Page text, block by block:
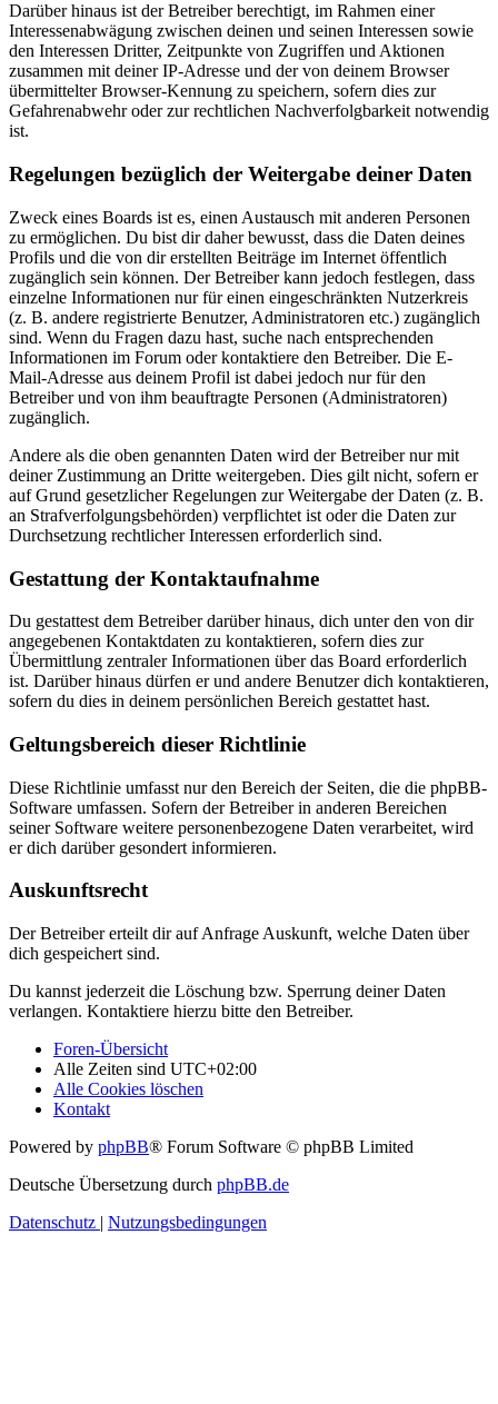
Darüber hinaus ist der Betreiber berechtigt, im Rahmen einer
Interessenabwägung zwischen deinen und seinen Interessen sowie
den Interessen Dritter, Zeitpunkte von Zugriffen und Aktionen
zusammen mit deiner IP-Adresse und der von deinem Browser
übermittelter Browser-Kennung zu speichern, sofern dies zur
Gefahrenabwehr oder zur rechtlichen Nachverfolgbarkeit notwendig
ist.
Regelungen bezüglich der Weitergabe deiner Daten
Zweck eines Boards ist es, einen Austausch mit anderen Personen
zu ermöglichen. Du bist dir daher bewusst, dass die Daten deines
Profils und die von dir erstellten Beiträge im Internet öffentlich
zugänglich sein können. Der Betreiber kann jedoch festlegen, dass
einzelne Informationen nur für einen eingeschränkten Nutzerkreis
(z. B. andere registrierte Benutzer, Administratoren etc.) zugänglich
sind. Wenn du Fragen dazu hast, suche nach entsprechenden
Informationen im Forum oder kontaktiere den Betreiber. Die E-
Mail-Adresse aus deinem Profil ist dabei jedoch nur für den
Betreiber und von ihm beauftragte Personen (Administratoren)
zugänglich.
Andere als die oben genannten Daten wird der Betreiber nur mit
deiner Zustimmung an Dritte weitergeben. Dies gilt nicht, sofern er
auf Grund gesetzlicher Regelungen zur Weitergabe der Daten (z. B.
an Strafverfolgungsbehörden) verpflichtet ist oder die Daten zur
Durchsetzung rechtlicher Interessen erforderlich sind.
Gestattung der Kontaktaufnahme
Du gestattest dem Betreiber darüber hinaus, dich unter den von dir
angegebenen Kontaktdaten zu kontaktieren, sofern dies zur
Übermittlung zentraler Informationen über das Board erforderlich
ist. Darüber hinaus dürfen er und andere Benutzer dich kontaktieren,
sofern du dies in deinem persönlichen Bereich gestattet hast.
Geltungsbereich dieser Richtlinie
Diese Richtlinie umfasst nur den Bereich der Seiten, die die phpBB-
Software umfassen. Sofern der Betreiber in anderen Bereichen
seiner Software weitere personenbezogene Daten verarbeitet, wird
er dich darüber gesondert informieren.
Auskunftsrecht
Der Betreiber erteilt dir auf Anfrage Auskunft, welche Daten über
dich gespeichert sind.
Du kannst jederzeit die Löschung bzw. Sperrung deiner Daten
verlangen. Kontaktiere hierzu bitte den Betreiber.
Foren-Übersicht
Alle Zeiten sind UTC+02:00
Alle Cookies löschen
Kontakt
Powered by phpBB® Forum Software © phpBB Limited
Deutsche Übersetzung durch phpBB.de
Datenschutz | Nutzungsbedingungen